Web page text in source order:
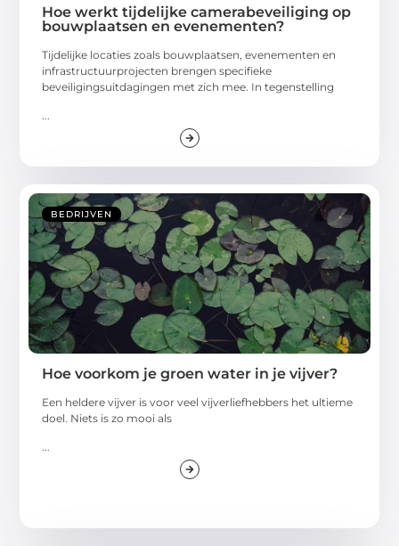
Hoe werkt tijdelijke camerabeveiliging op
bouwplaatsen en evenementen?
Tijdelijke locaties zoals bouwplaatsen, evenementen en
infrastructuurprojecten brengen specifieke
beveiligingsuitdagingen met zich mee. In tegenstelling
BEDRIJVEN
Hoe voorkom je groen water in je vijver?
Een heldere vijver is voor veel vijverliefhebbers het ultieme
doel. Niets is zo mooi als
...